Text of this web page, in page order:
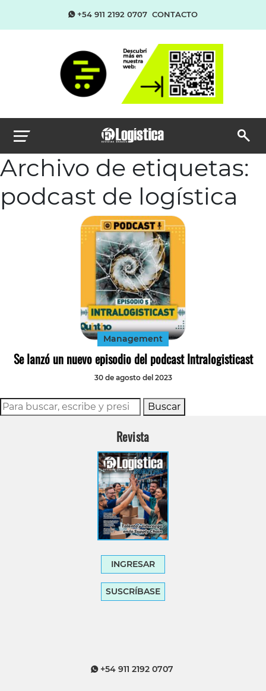
+54 911 2192 0707 CONTACTO
Archivo de etiquetas:
podcast de logística
Management
Se lanzó un nuevo episodio del podcast Intralogisticast
30 de agosto del 2023
Buscar
Revista
INGRESAR
SUSCRÍBASE
+54 911 2192 0707